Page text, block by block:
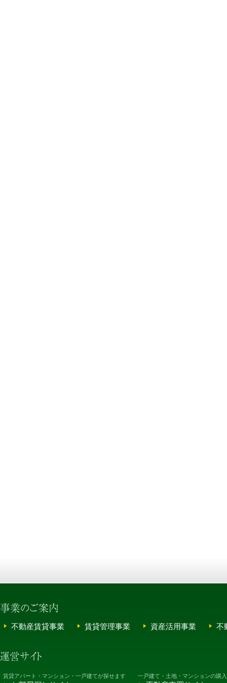
不動産賃貸事業 賃貸管理事業 資産活用事業 不
賃貸アパート・マンション・一戸建てが探せます 一戸建て・土地・マンションの購入